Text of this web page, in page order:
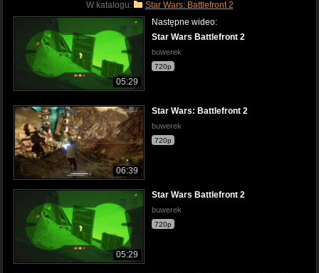
W katalogu: Star Wars: Battlefront 2
05:29
Następne wideo:
Star Wars Battlefront 2
buwerek
720p
06:39
Star Wars: Battlefront 2
buwerek
720p
05:29
Star Wars Battlefront 2
buwerek
720p